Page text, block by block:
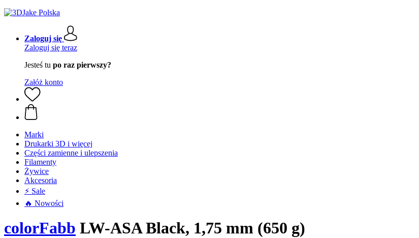
Zaloguj się
Zaloguj się teraz
Jesteś tu po raz pierwszy?
Załóż konto
Marki
Drukarki 3D i więcej
Części zamienne i ulepszenia
Filamenty
Żywice
Akcesoria
⚡ Sale
🔥 Nowości
colorFabb LW-ASA Black, 1,75 mm (650 g)